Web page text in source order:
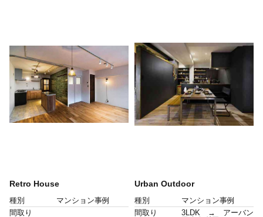
Retro House
種別
マンション事例
間取り
Urban Outdoor
種別
マンション事例
間取り
3LDK → アーバン